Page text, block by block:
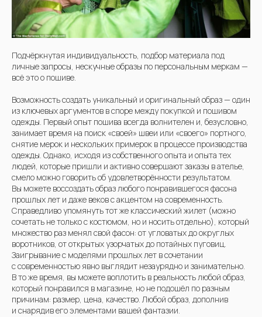
Подчёркнутая индивидуальность, подбор материала под
личные запросы, нескучные образы по персональным меркам —
всё это о пошиве.
Возможность создать уникальный и оригинальный образ — один
из ключевых аргументов в споре между покупкой и пошивом
одежды. Первый опыт пошива всегда волнителен и, безусловно,
занимает время на поиск «своей» швеи или «своего» портного,
снятие мерок и нескольких примерок в процессе производства
одежды. Однако, исходя из собственного опыта и опыта тех
людей, которые пришли и активно совершают заказы в ателье,
смело можно говорить об удовлетворённости результатом.
Вы можете воссоздать образ любого понравившегося фасона
прошлых лет и даже веков с акцентом на современность.
Справедливо упомянуть тот же классический жилет (можно
сочетать не только с костюмом, но и носить отдельно), который
множество раз менял свой фасон: от угловатых до округлых
воротников, от открытых узорчатых до потайных пуговиц.
Заигрывание с моделями прошлых лет в сочетании
с современностью явно выглядит незаурядно и занимательно.
В то же время, вы можете воплотить в реальность любой образ,
который понравился в магазине, но не подошёл по разным
причинам: размер, цена, качество. Любой образ, дополнив
и снарядив его элементами вашей фантазии.